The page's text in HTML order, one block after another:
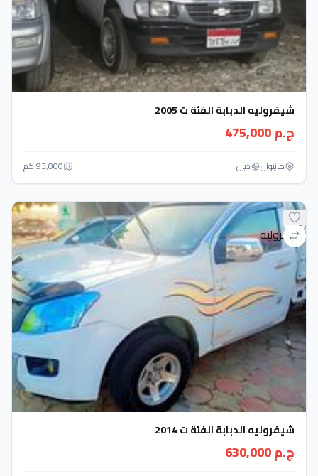
شيفروليه الدبابة الفئة ت 2005
ج.م 475,000
مانيوال ديزل 93,000 كم
شيفروليه الدبابة الفئة ت 2014
ج.م 630,000